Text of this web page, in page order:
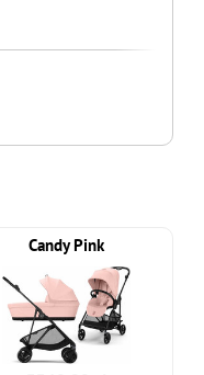
Candy Pink